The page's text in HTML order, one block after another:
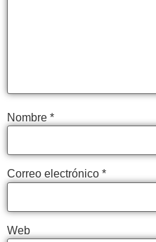
Nombre *
Correo electrónico *
Web